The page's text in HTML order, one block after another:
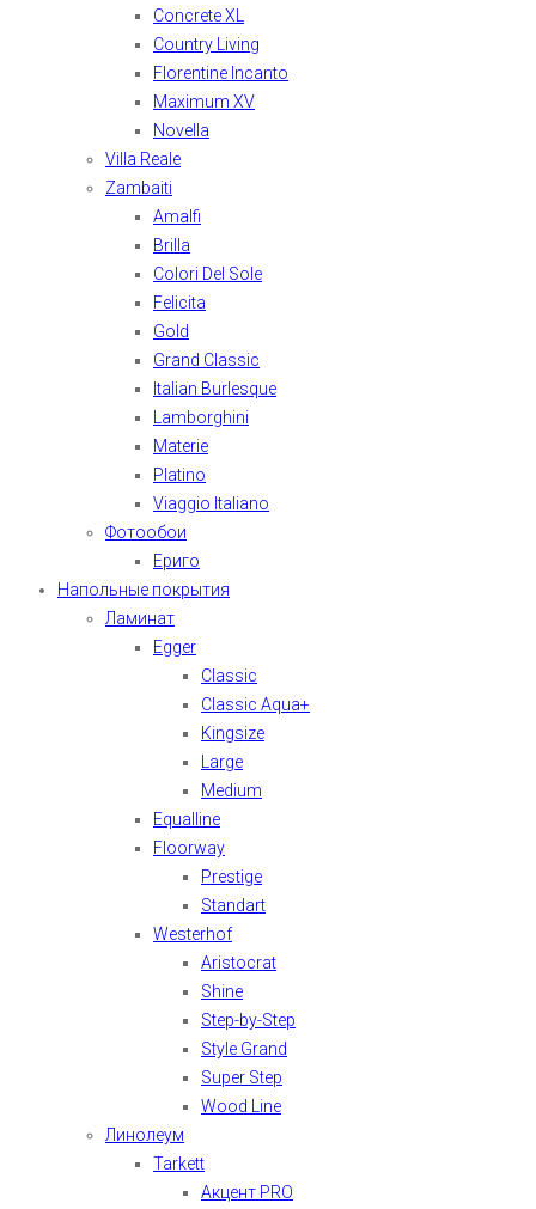
Concrete XL
Country Living
Florentine Incanto
Maximum XV
Novella
Villa Reale
Zambaiti
Amalfi
Brilla
Colori Del Sole
Felicita
Gold
Grand Classic
Italian Burlesque
Lamborghini
Materie
Platino
Viaggio Italiano
Фотообои
Ериго
Напольные покрытия
Ламинат
Egger
Classic
Classic Aqua+
Kingsize
Large
Medium
Equalline
Floorway
Prestige
Standart
Westerhof
Aristocrat
Shine
Step-by-Step
Style Grand
Super Step
Wood Line
Линолеум
Tarkett
Акцент PRO